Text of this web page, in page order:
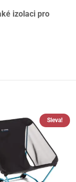
izolaci pro
Sleva!